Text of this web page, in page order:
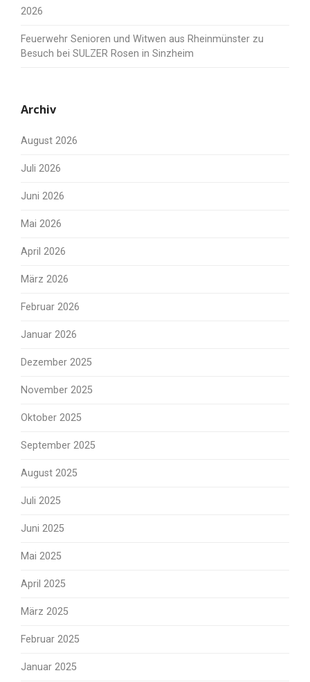
2026
Feuerwehr Senioren und Witwen aus Rheinmünster zu
Besuch bei SULZER Rosen in Sinzheim
Archiv
August 2026
Juli 2026
Juni 2026
Mai 2026
April 2026
März 2026
Februar 2026
Januar 2026
Dezember 2025
November 2025
Oktober 2025
September 2025
August 2025
Juli 2025
Juni 2025
Mai 2025
April 2025
März 2025
Februar 2025
Januar 2025